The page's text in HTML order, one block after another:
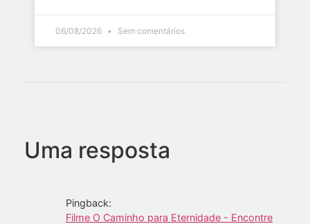
06/08/2026 Sem comentários
Uma resposta
Pingback:
Filme O Caminho para Eternidade - Encontre